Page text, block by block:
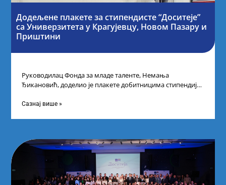
Додељене плакете за стипендисте “Доситеје”
са Универзитета у Крагујевцу, Новом Пазару и
Приштини
Руководилац Фонда за младе таленте, Немања
Ђикановић, доделио је плакете добитницима стипендије
Сазнај више »